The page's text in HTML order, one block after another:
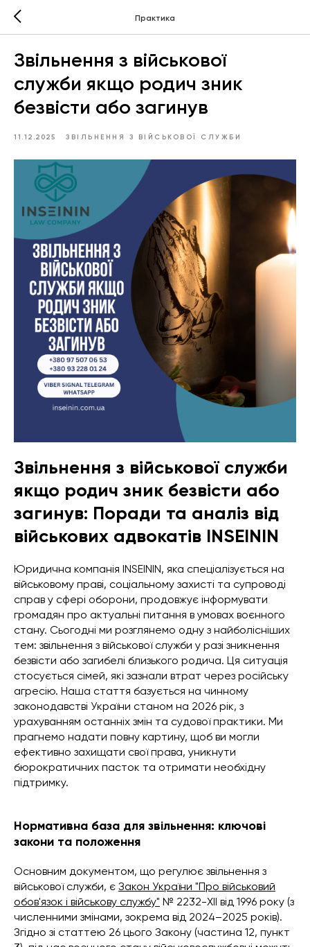
Практика
Звільнення з військової
служби якщо родич зник
безвісти або загинув
11.12.2025 ЗВІЛЬНЕННЯ З ВІЙСЬКОВОЇ СЛУЖБИ
Звільнення з військової служби
якщо родич зник безвісти або
загинув: Поради та аналіз від
військових адвокатів INSEININ
Юридична компанія INSEININ, яка спеціалізується на
військовому праві, соціальному захисті та супроводі
справ у сфері оборони, продовжує інформувати
громадян про актуальні питання в умовах воєнного
стану. Сьогодні ми розглянемо одну з найболісніших
тем: звільнення з військової служби у разі зникнення
безвісти або загибелі близького родича. Ця ситуація
стосується сімей, які зазнали втрат через російську
агресію. Наша стаття базується на чинному
законодавстві України станом на 2026 рік, з
урахуванням останніх змін та судової практики. Ми
прагнемо надати повну картину, щоб ви могли
ефективно захищати свої права, уникнути
бюрократичних пасток та отримати необхідну
підтримку.
Нормативна база для звільнення: ключові
закони та положення
Основним документом, що регулює звільнення з
військової служби, є Закон України "Про військовий
обов'язок і військову службу" № 2232-XII від 1996 року (з
численними змінами, зокрема від 2024–2025 років).
Згідно зі статтею 26 цього Закону (частина 12, пункт